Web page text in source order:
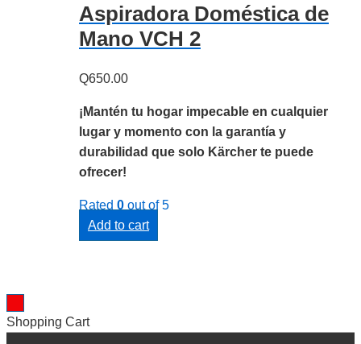
Aspiradora Doméstica de
Mano VCH 2
Q650.00
¡Mantén tu hogar impecable en cualquier
lugar y momento con la garantía y
durabilidad que solo Kärcher te puede
ofrecer!
Rated 0 out of 5
Add to cart
Shopping Cart